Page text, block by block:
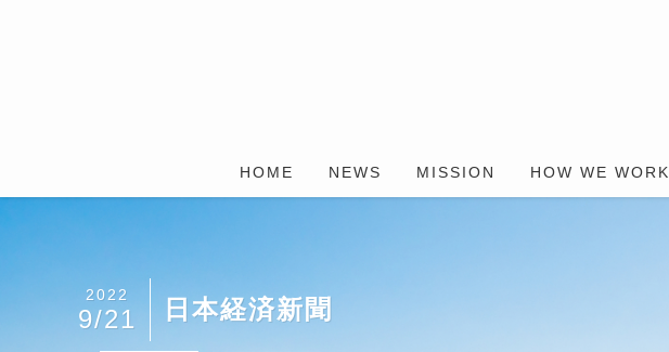
HOME NEWS MISSION HOW WE WORK
日本経済新聞
2022
9/21